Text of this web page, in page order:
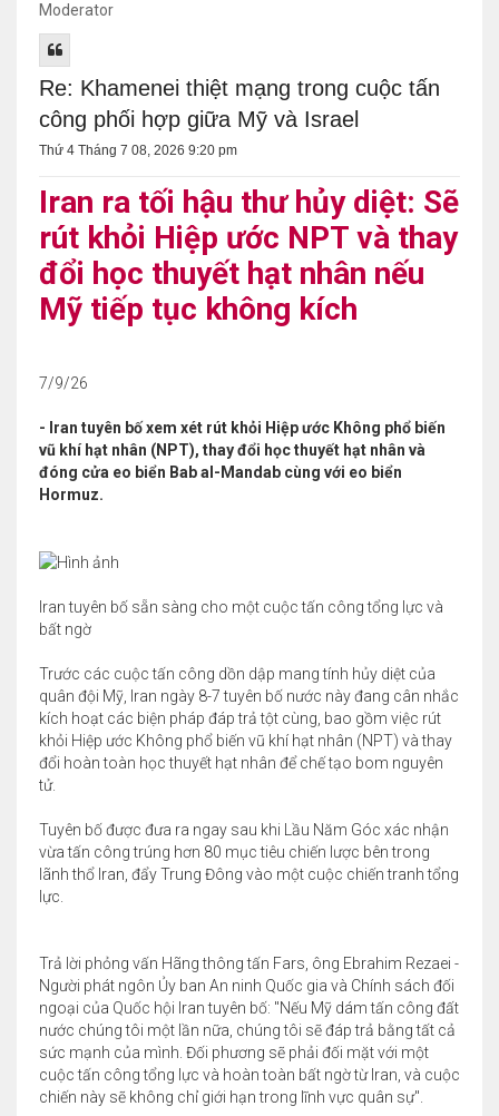
Moderator
Re: Khamenei thiệt mạng trong cuộc tấn
công phối hợp giữa Mỹ và Israel
Thứ 4 Tháng 7 08, 2026 9:20 pm
Iran ra tối hậu thư hủy diệt: Sẽ
rút khỏi Hiệp ước NPT và thay
đổi học thuyết hạt nhân nếu
Mỹ tiếp tục không kích
7/9/26
- Iran tuyên bố xem xét rút khỏi Hiệp ước Không phổ biến
vũ khí hạt nhân (NPT), thay đổi học thuyết hạt nhân và
đóng cửa eo biển Bab al-Mandab cùng với eo biển
Hormuz.
Iran tuyên bố sẵn sàng cho một cuộc tấn công tổng lực và
bất ngờ
Trước các cuộc tấn công dồn dập mang tính hủy diệt của
quân đội Mỹ, Iran ngày 8-7 tuyên bố nước này đang cân nhắc
kích hoạt các biện pháp đáp trả tột cùng, bao gồm việc rút
khỏi Hiệp ước Không phổ biến vũ khí hạt nhân (NPT) và thay
đổi hoàn toàn học thuyết hạt nhân để chế tạo bom nguyên
tử.
Tuyên bố được đưa ra ngay sau khi Lầu Năm Góc xác nhận
vừa tấn công trúng hơn 80 mục tiêu chiến lược bên trong
lãnh thổ Iran, đẩy Trung Đông vào một cuộc chiến tranh tổng
lực.
Trả lời phỏng vấn Hãng thông tấn Fars, ông Ebrahim Rezaei -
Người phát ngôn Ủy ban An ninh Quốc gia và Chính sách đối
ngoại của Quốc hội Iran tuyên bố: "Nếu Mỹ dám tấn công đất
nước chúng tôi một lần nữa, chúng tôi sẽ đáp trả bằng tất cả
sức mạnh của mình. Đối phương sẽ phải đối mặt với một
cuộc tấn công tổng lực và hoàn toàn bất ngờ từ Iran, và cuộc
chiến này sẽ không chỉ giới hạn trong lĩnh vực quân sự".